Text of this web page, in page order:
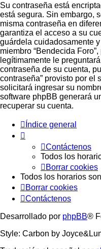
Su contraseña está
está segura. Sin embargo,
misma contraseña en
garantiza el acceso a su
guárdela cuidadosamente
miembro “Bendecida
legítimamente le
contraseña de su cuenta,
contraseña” provisto por el
solicitará ingresar su
software phpBB generará
recuperar su cuenta.
Índice general
Contáctenos
Todos los
Borrar cookies
Todos los horarios son
Borrar cookies
Contáctenos
Desarrollado por phpBB®
Style: Carbon by